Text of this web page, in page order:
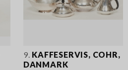
9. KAFFESERVIS, COHR,
DANMARK